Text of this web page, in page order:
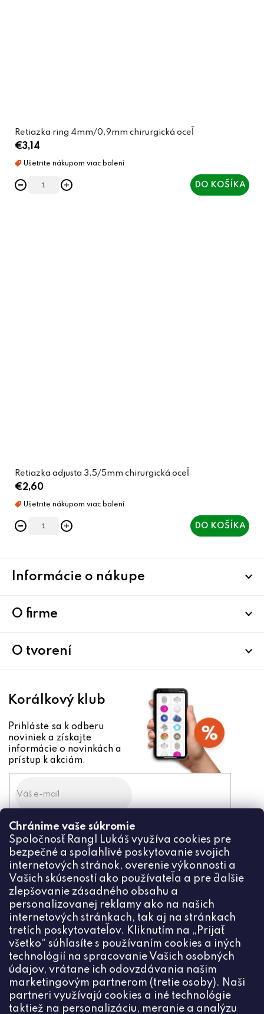
Chránime vaše súkromie
Spoločnosť Rangl Lukáš využíva cookies pre
bezpečné a spoľahlivé poskytovanie svojich
internetových stránok, overenie výkonnosti a
Vašich skúseností ako používateľa a pre ďalšie
zlepšovanie zásadného obsahu a
personalizovanej reklamy ako na našich
internetových stránkach, tak aj na stránkach
tretích poskytovateľov. Kliknutím na „Prijať
všetko“ súhlasíte s používaním cookies a iných
technológií na spracovanie Vašich osobných
údajov, vrátane ich odovzdávania našim
marketingovým partnerom (tretie osoby). Naši
partneri využívajú cookies a iné technológie
taktiež na personalizáciu, meranie a analýzu
Retiazka ring 4mm/0,9mm chirurgická oceľ
€3,14
DO KOŠÍKA
Retiazka adjusta 3,5/5mm chirurgická oceľ
€2,60
DO KOŠÍKA
Informácie o nákupe
O firme
O tvorení
Korálkový klub
Prihláste sa k odberu
noviniek a získajte
informácie o novinkách a
prístup k akciám.
Odoslaním súhlasíte zo
spracovaním osobných údajov
PRIHLÁSIŤ
Kontakt
info @ceske-koralky.sk
+420774444191